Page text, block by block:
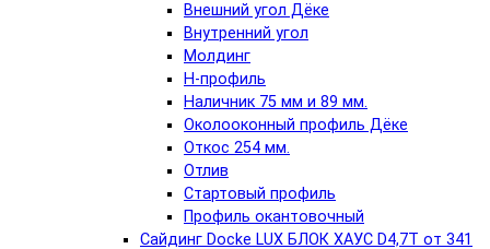
Внешний угол Дёке
Внутренний угол
Молдинг
Н-профиль
Наличник 75 мм и 89 мм.
Околооконный профиль Дёке
Откос 254 мм.
Отлив
Стартовый профиль
Профиль окантовочный
Сайдинг Docke LUX БЛОК ХАУС D4,7T от 341